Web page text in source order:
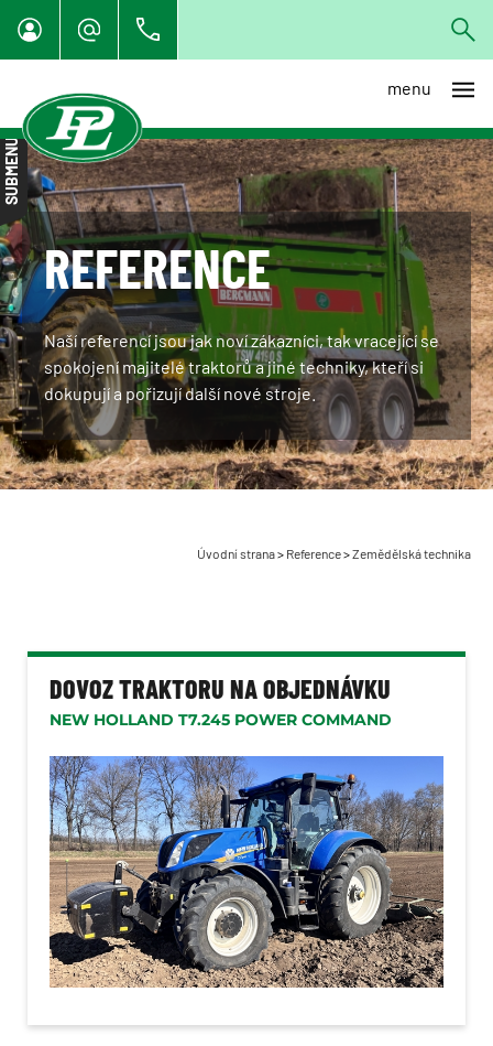
menu
REFERENCE
Naší referencí jsou jak noví zákazníci, tak vracející se
spokojení majitelé traktorů a jiné techniky, kteří si
dokupují a pořizují další nové stroje.
Úvodní strana> Reference>Zemědělská technika
SUBMENU
Vše
Zemědělská technika
Agrobazar
Navigace
Traktory
Stroje pro zpracování půdy a
kultivaci
Secí stroje
Sběrač kamenů
Sklízecí mlátičky
Rozmetadla Bergmann
Dopravní technika
Manipulační technika
Zahradní technika
DOVOZ TRAKTORU NA OBJEDNÁVKU
NEW HOLLAND T7.245 POWER COMMAND